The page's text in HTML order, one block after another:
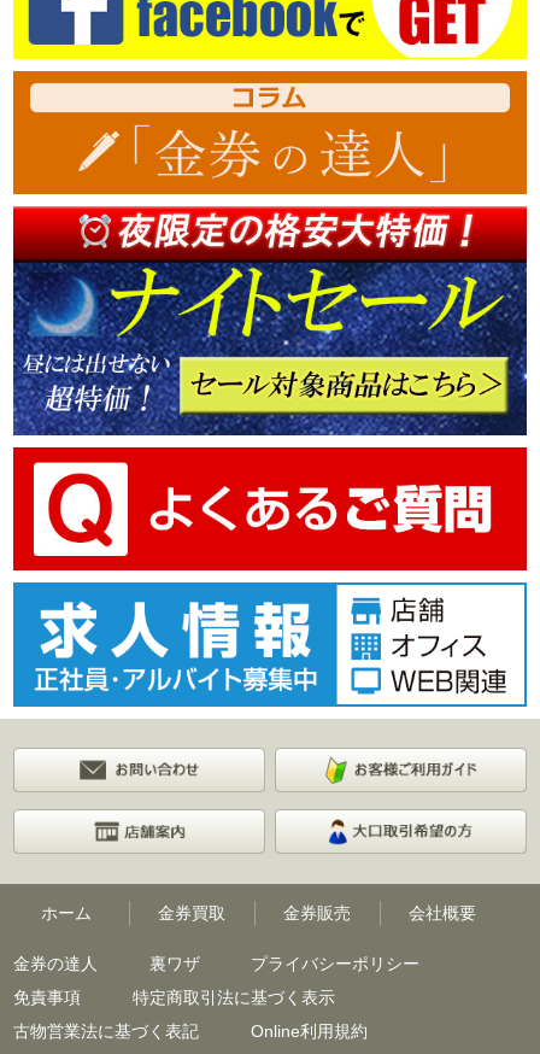
ホーム 金券買取 金券販売 会社概要
金券の達人 裏ワザ
プライバシーポリシー
免責事項
特定商取引法に基づく表示
古物営業法に基づく表記
Online利用規約